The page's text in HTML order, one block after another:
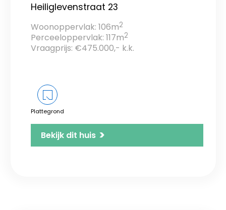
Heiliglevenstraat 23
Woonoppervlak: 106m2
Perceeloppervlak: 117m2
Vraagprijs: €475.000,- k.k.
Plattegrond
Bekijk dit huis >